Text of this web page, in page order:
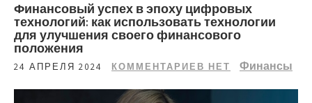
Финансовый успех в эпоху цифровых
технологий: как использовать технологии
для улучшения своего финансового
положения
24 АПРЕЛЯ 2024 КОММЕНТАРИЕВ НЕТ Финансы